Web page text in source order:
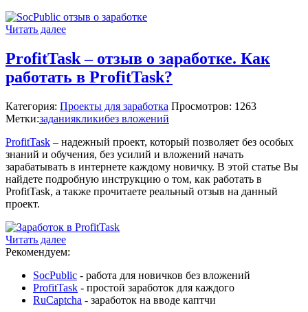
Читать далее
ProfitTask – отзыв о заработке. Как
работать в ProfitTask?
Категория: Проекты для заработка Просмотров: 1263
Метки:заданиякликибез вложений
ProfitTask – надежный проект, который позволяет без особых
знаний и обучения, без усилий и вложений начать
зарабатывать в интернете каждому новичку. В этой статье Вы
найдете подробную инструкцию о том, как работать в
ProfitTask, а также прочитаете реальный отзыв на данный
проект.
Читать далее
Рекомендуем:
SocPublic - работа для новичков без вложений
ProfitTask - простой заработок для каждого
RuCaptcha - заработок на вводе каптчи